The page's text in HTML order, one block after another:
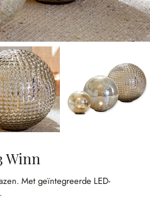
Winn
Met geïntegreerde LED-